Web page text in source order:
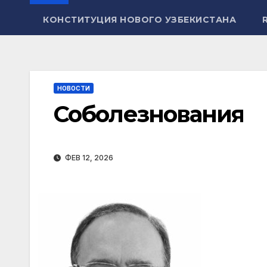
КОНСТИТУЦИЯ НОВОГО УЗБЕКИСТАНА
НОВОСТИ
Соболезнования
ФЕВ 12, 2026